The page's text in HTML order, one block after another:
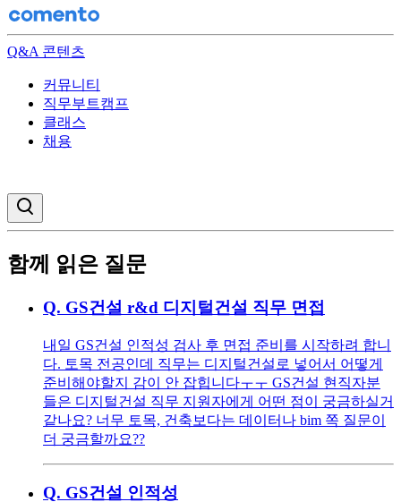
Q&A 콘텐츠
커뮤니티
직무부트캠프
클래스
채용
함께 읽은 질문
Q. GS건설 r&d 디지털건설 직무 면접
내일 GS건설 인적성 검사 후 면접 준비를 시작하려 합니
다. 토목 전공인데 직무는 디지털건설로 넣어서 어떻게
준비해야할지 감이 안 잡힙니다ㅜㅜ GS건설 현직자분
들은 디지털건설 직무 지원자에게 어떤 점이 궁금하실거
같나요? 너무 토목, 건축보다는 데이터나 bim 쪽 질문이
더 궁금할까요??
Q. GS건설 인적성